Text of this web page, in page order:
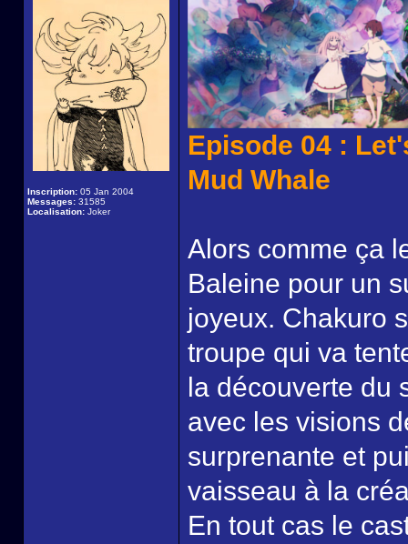
Inscription: 05 Jan 2004
Messages: 31585
Localisation: Joker
Episode 04 :
Mud Whale
Alors comme ça
Baleine pour un
joyeux. Chakuro
troupe qui va
la découverte du
avec les visions
surprenante et
vaisseau à la
En tout cas le